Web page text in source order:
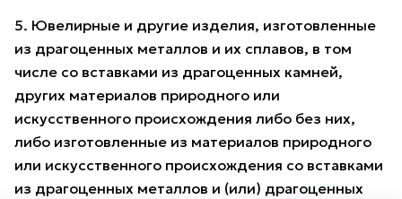
5. Ювелирные и другие изделия, изготовленные
из драгоценных металлов и их сплавов, в том
числе со вставками из драгоценных камней,
других материалов природного или
искусственного происхождения либо без них,
либо изготовленные из материалов природного
или искусственного происхождения со вставками
из драгоценных металлов и (или) драгоценных